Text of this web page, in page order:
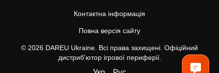
Контактна інформація
Повна версія сайту
© 2026 DAREU Ukraine. Всі права захищені. Офіційний
дистриб'ютор ігрової периферії.